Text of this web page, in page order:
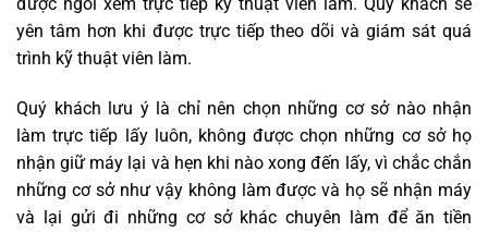
yên tâm hơn khi được trực tiếp theo dõi và giám sát quá
trình kỹ thuật viên làm.
Quý khách lưu ý là chỉ nên chọn những cơ sở nào nhận
làm trực tiếp lấy luôn, không được chọn những cơ sở họ
nhận giữ máy lại và hẹn khi nào xong đến lấy, vì chắc chắn
những cơ sở như vậy không làm được và họ sẽ nhận máy
và lại gửi đi những cơ sở khác chuyên làm để ăn tiền